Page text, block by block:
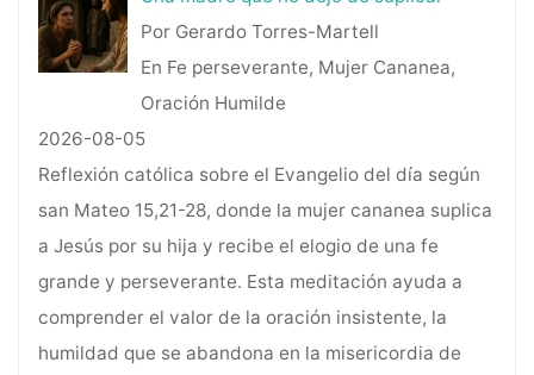
Por Gerardo Torres-Martell
En Fe perseverante, Mujer Cananea,
Oración Humilde
2026-08-05
Reflexión católica sobre el Evangelio del día según
san Mateo 15,21-28, donde la mujer cananea suplica
a Jesús por su hija y recibe el elogio de una fe
grande y perseverante. Esta meditación ayuda a
comprender el valor de la oración insistente, la
humildad que se abandona en la misericordia de